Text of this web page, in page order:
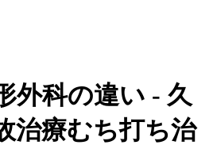
外科の違い - 久
治療むち打ち治